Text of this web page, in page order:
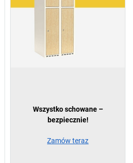
Wszystko schowane –
bezpiecznie!
Zamów teraz